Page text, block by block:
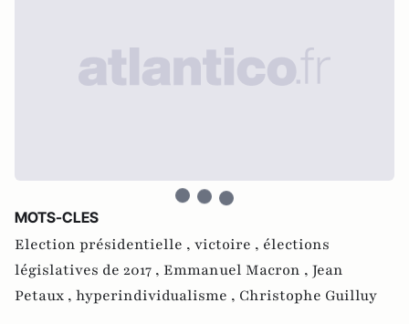
MOTS-CLES
Election présidentielle , victoire , élections
législatives de 2017 , Emmanuel Macron , Jean
Petaux , hyperindividualisme , Christophe Guilluy